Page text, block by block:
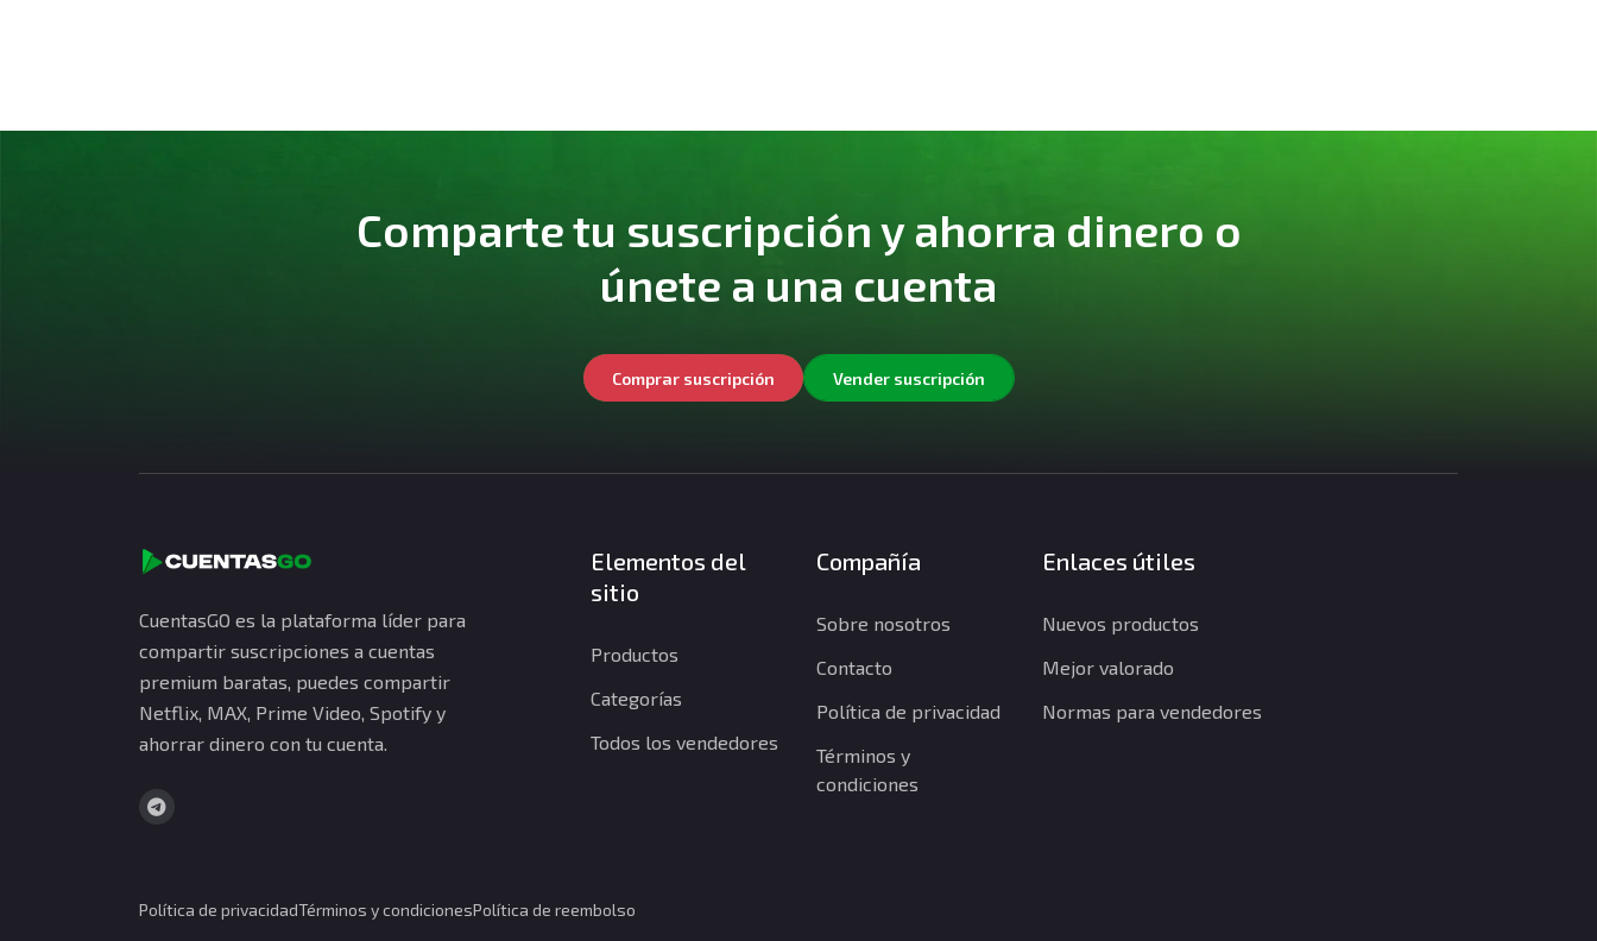
Comparte tu suscripción y ahorra dinero o
únete a una cuenta
Comprar suscripción Vender suscripción
CuentasGO es la plataforma líder para
compartir suscripciones a cuentas
premium baratas, puedes compartir
Netflix, MAX, Prime Video, Spotify y
ahorrar dinero con tu cuenta.
Elementos del
sitio
Productos
Categorías
Todos los vendedores
Compañía
Sobre nosotros
Contacto
Política de privacidad
Términos y
condiciones
Enlaces útiles
Nuevos productos
Mejor valorado
Normas para vendedores
Política de privacidadTérminos y condicionesPolítica de reembolso